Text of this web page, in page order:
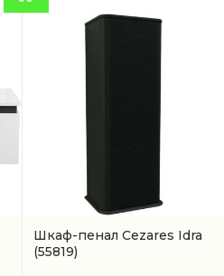
Шкаф-пенал Cezares Idra
(55819)